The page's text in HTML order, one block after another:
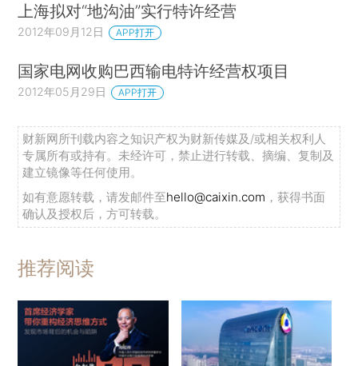
上海拟对“地沟油”实行特许经营
2012年09月12日 APP打开
国家电网收购巴西输电特许经营权项目
2012年05月29日 APP打开
财新网所刊载内容之知识产权为财新传媒及/或相关权利人
专属所有或持有。未经许可，禁止进行转载、摘编、复制及
建立镜像等任何使用。
如有意愿转载，请发邮件至hello@caixin.com ，获得书面
确认及授权后，方可转载。
推荐阅读